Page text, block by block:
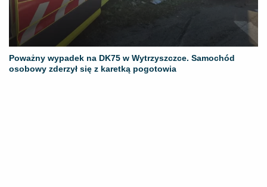
Poważny wypadek na DK75 w Wytrzyszczce. Samochód
osobowy zderzył się z karetką pogotowia